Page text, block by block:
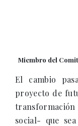
Miembro del
El cambio
proyecto de
social- que